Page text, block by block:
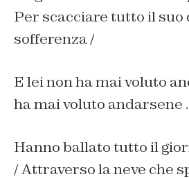
Per scacciare tutto il suo
sofferenza /
E lei non ha mai voluto
ha mai voluto andarsene
Hanno ballato tutto il
/ Attraverso la neve che